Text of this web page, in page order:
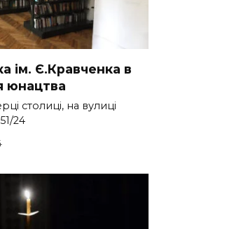
ім. Є.Кравченка в
юнацтва
столиці, на вулиці
24